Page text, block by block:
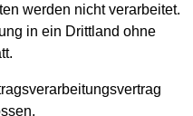
werden nicht verarbeitet.
in ein Drittland ohne